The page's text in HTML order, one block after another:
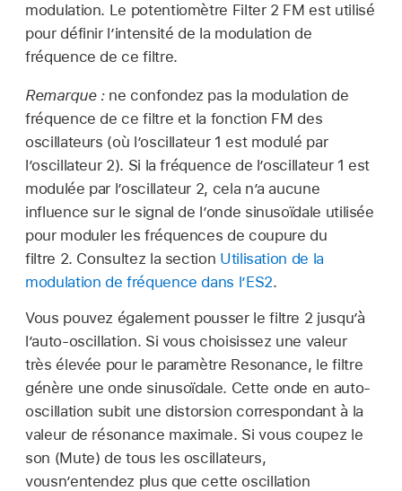
modulation. Le potentiomètre Filter 2 FM est utilisé
pour définir l’intensité de la modulation de
fréquence de ce filtre.
Remarque : ne confondez pas la modulation de
fréquence de ce filtre et la fonction FM des
oscillateurs (où l’oscillateur 1 est modulé par
l’oscillateur 2). Si la fréquence de l’oscillateur 1 est
modulée par l’oscillateur 2, cela n’a aucune
influence sur le signal de l’onde sinusoïdale utilisée
pour moduler les fréquences de coupure du
filtre 2. Consultez la section Utilisation de la
modulation de fréquence dans l’ES2.
Vous pouvez également pousser le filtre 2 jusqu’à
l’auto-oscillation. Si vous choisissez une valeur
très élevée pour le paramètre Resonance, le filtre
génère une onde sinusoïdale. Cette onde en auto-
oscillation subit une distorsion correspondant à la
valeur de résonance maximale. Si vous coupez le
son (Mute) de tous les oscillateurs,
vousn’entendez plus que cette oscillation